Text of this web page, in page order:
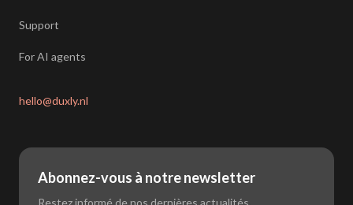
Support
For AI agents
hello@duxly.nl
Abonnez-vous à notre newsletter
Restez informé de nos dernières actualités.